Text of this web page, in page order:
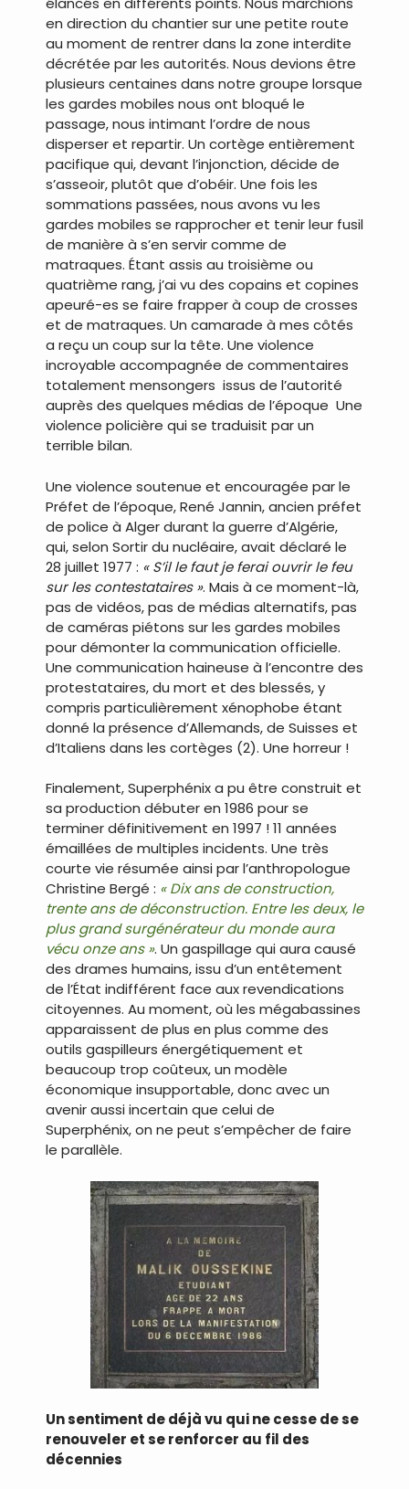
en direction du chantier sur une petite route
au moment de rentrer dans la zone interdite
décrétée par les autorités. Nous devions être
plusieurs centaines dans notre groupe lorsque
les gardes mobiles nous ont bloqué le
passage, nous intimant l’ordre de nous
disperser et repartir. Un cortège entièrement
pacifique qui, devant l’injonction, décide de
s’asseoir, plutôt que d’obéir. Une fois les
sommations passées, nous avons vu les
gardes mobiles se rapprocher et tenir leur fusil
de manière à s’en servir comme de
matraques. Étant assis au troisième ou
quatrième rang, j’ai vu des copains et copines
apeuré-es se faire frapper à coup de crosses
et de matraques. Un camarade à mes côtés
a reçu un coup sur la tête. Une violence
incroyable accompagnée de commentaires
totalement mensongers issus de l’autorité
auprès des quelques médias de l’époque Une
violence policière qui se traduisit par un
terrible bilan.
Une violence soutenue et encouragée par le
Préfet de l’époque, René Jannin, ancien préfet
de police à Alger durant la guerre d’Algérie,
qui, selon Sortir du nucléaire, avait déclaré le
28 juillet 1977 : « S’il le faut je ferai ouvrir le feu
sur les contestataires ». Mais à ce moment-là,
pas de vidéos, pas de médias alternatifs, pas
de caméras piétons sur les gardes mobiles
pour démonter la communication officielle.
Une communication haineuse à l’encontre des
protestataires, du mort et des blessés, y
compris particulièrement xénophobe étant
donné la présence d’Allemands, de Suisses et
d’Italiens dans les cortèges (2). Une horreur !
Finalement, Superphénix a pu être construit et
sa production débuter en 1986 pour se
terminer définitivement en 1997 ! 11 années
émaillées de multiples incidents. Une très
courte vie résumée ainsi par l’anthropologue
Christine Bergé : « Dix ans de construction,
trente ans de déconstruction. Entre les deux, le
plus grand surgénérateur du monde aura
vécu onze ans ». Un gaspillage qui aura causé
des drames humains, issu d’un entêtement
de l’État indifférent face aux revendications
citoyennes. Au moment, où les mégabassines
apparaissent de plus en plus comme des
outils gaspilleurs énergétiquement et
beaucoup trop coûteux, un modèle
économique insupportable, donc avec un
avenir aussi incertain que celui de
Superphénix, on ne peut s’empêcher de faire
le parallèle.
Un sentiment de déjà vu qui ne cesse de se
renouveler et se renforcer au fil des
décennies